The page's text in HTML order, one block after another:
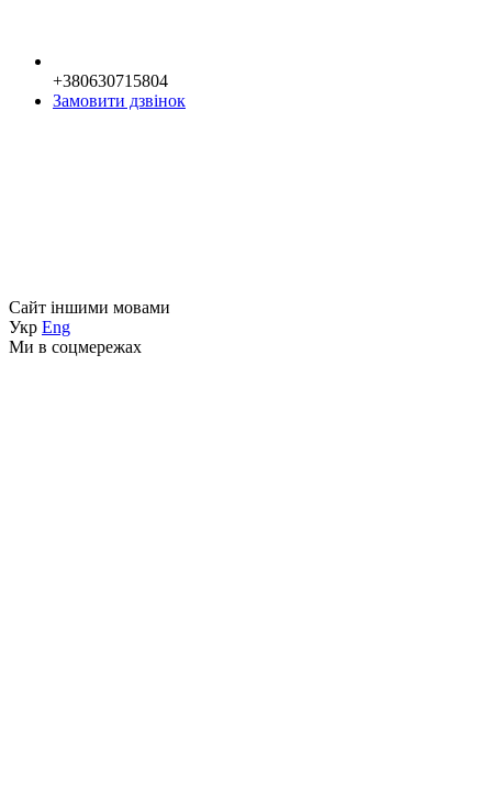
+380630715804
Замовити дзвінок
Сайт іншими мовами
Укр Eng
Ми в соцмережах